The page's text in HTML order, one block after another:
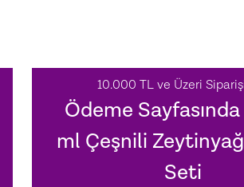
10.000 TL ve Üzeri
Ödeme
ml Çeşnili
Seti